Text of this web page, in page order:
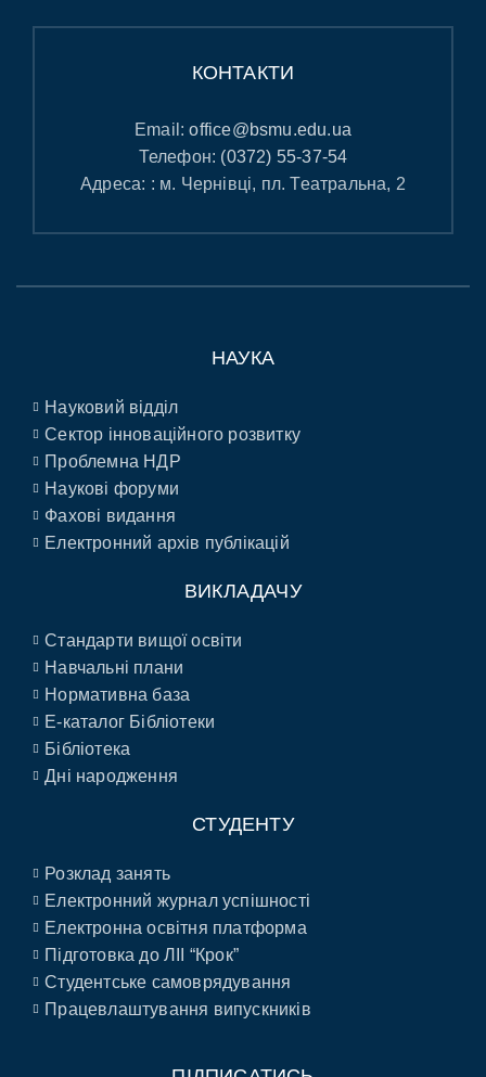
КОНТАКТИ
Email:office@bsmu.edu.ua
Телефон: (0372) 55-37-54
Адреса: : м. Чернівці, пл. Театральна, 2
НАУКА
Науковий відділ
Сектор інноваційного розвитку
Проблемна НДР
Наукові форуми
Фахові видання
Електронний архів публікацій
ВИКЛАДАЧУ
Стандарти вищої освіти
Навчальні плани
Нормативна база
E-каталог Бібліотеки
Бібліотека
Дні народження
СТУДЕНТУ
Розклад занять
Електронний журнал успішності
Електронна освітня платформа
Підготовка до ЛІІ “Крок”
Студентське самоврядування
Працевлаштування випускників